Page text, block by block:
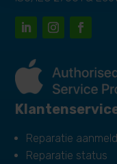
Reparatie
Reparatie status